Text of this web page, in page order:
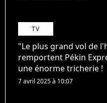
TV
"Le plus grand vol de
remportent Pékin
une énorme tricherie !
7 avril 2025 à 10:07